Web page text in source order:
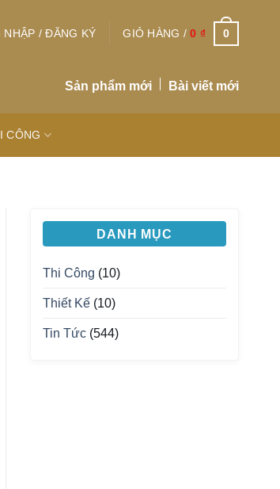
NHẬP / ĐĂNG KÝ GIỎ HÀNG /0 ₫ 0
Sản phẩm mới Bài viết mới
CÔNG
DANH MỤC
Thi Công (10)
Thiết Kế (10)
Tin Tức (544)